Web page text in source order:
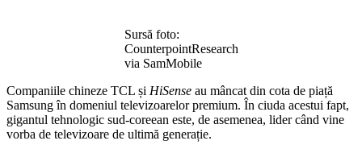
Sursă foto:
CounterpointResearch
via SamMobile
Companiile chineze TCL și HiSense au mâncat din cota de piață
Samsung în domeniul televizoarelor premium. În ciuda acestui fapt,
gigantul tehnologic sud-coreean este, de asemenea, lider când vine
vorba de televizoare de ultimă generație.